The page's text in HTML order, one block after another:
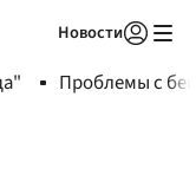
Новости
Проблемы с